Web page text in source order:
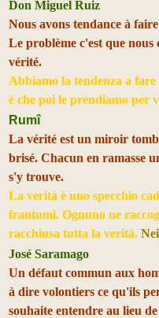
Don Miguel Ruiz
Nous avons tendance à
Le problème c'est que nous
vérité.
Abbiamo la tendenza a
è che poi le prendiamo per
Rumî
La vérité est un miroir
brisé. Chacun en ramasse
s'y trouve.
La verità è uno specchio
frantumi. Ognuno ne
racchiusa tutta la verità.
José Saramago
Un défaut commun aux
à dire volontiers ce qu'ils
souhaite entendre au lieu